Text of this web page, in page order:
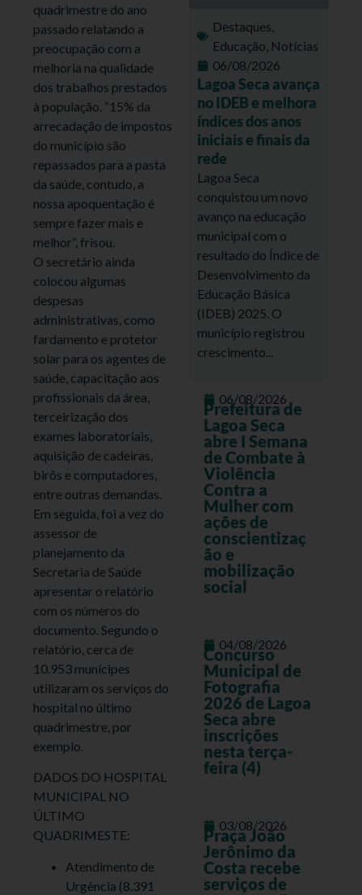
quadrimestre do ano
passado relatando a
preocupação com a
melhoria na qualidade
dos trabalhos prestados
à população. “15% da
arrecadação de impostos
do município são
repassados para a pasta
da saúde, contudo, a
nossa apoquentação é
sempre fazer mais e
melhor”, frisou.
O secretário ainda
colocou algumas
despesas
administrativas, como
fardamento e protetor
solar para os agentes de
saúde, capacitação aos
profissionais da área,
terceirização dos
exames laboratoriais,
aquisição de cadeiras,
birôs e computadores,
entre outras demandas.
Em seguida, foi a vez do
assessor de
planejamento da
Secretaria de Saúde
apresentar o relatório
com os números do
documento. Segundo o
relatório, cerca de
10.953 munícipes
utilizaram os serviços do
hospital no último
quadrimestre, por
exemplo.
DADOS DO HOSPITAL
MUNICIPAL NO
ÚLTIMO
QUADRIMESTE:
Atendimento de
Urgência (8.391
Destaques,
Educação, Notícias
06/08/2026
Lagoa Seca avança
no IDEB e melhora
índices dos anos
iniciais e finais da
rede
Lagoa Seca
conquistou um novo
avanço na educação
municipal com o
resultado do Índice de
Desenvolvimento da
Educação Básica
(IDEB) 2025. O
município registrou
crescimento...
06/08/2026
Prefeitura de
Lagoa Seca
abre I Semana
de Combate à
Violência
Contra a
Mulher com
ações de
conscientizaç
ão e
mobilização
social
04/08/2026
Concurso
Municipal de
Fotografia
2026 de Lagoa
Seca abre
inscrições
nesta terça-
feira (4)
03/08/2026
Praça João
Jerônimo da
Costa recebe
serviços de